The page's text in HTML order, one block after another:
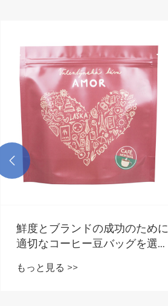
鮮度とブランドの成功のために
適切なコーヒー豆バッグを選択
もっと見る >>
